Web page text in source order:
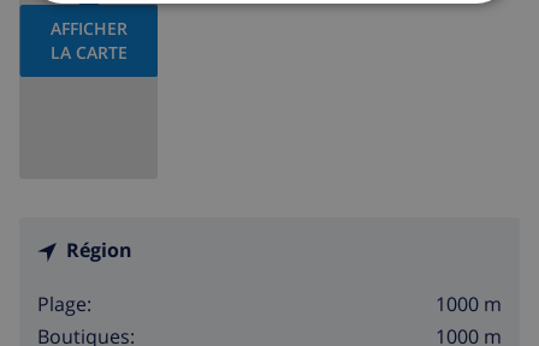
AFFICHER
LA CARTE
Région
Plage:
1000 m
Boutiques:
1000 m